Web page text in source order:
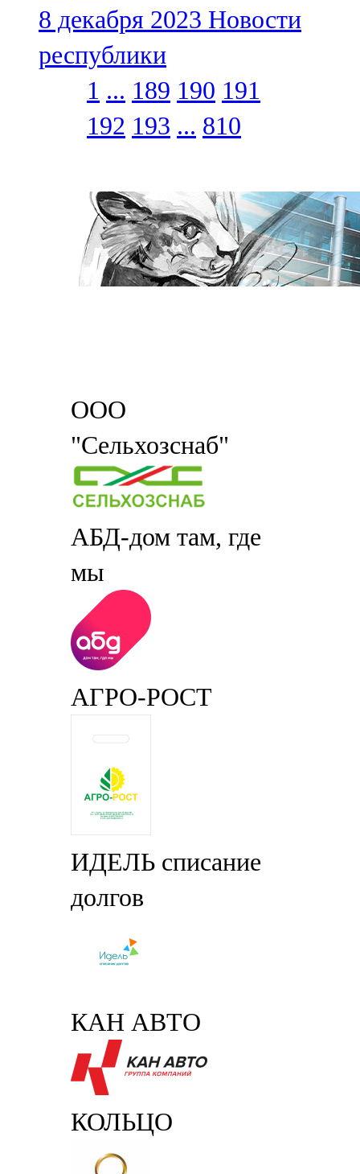
8 декабря 2023 Новости
республики
1 ... 189 190 191
192 193 ... 810
ООО
"Сельхозснаб"
АБД-дом там, где
мы
АГРО-РОСТ
ИДЕЛЬ списание
долгов
КАН АВТО
КОЛЬЦО